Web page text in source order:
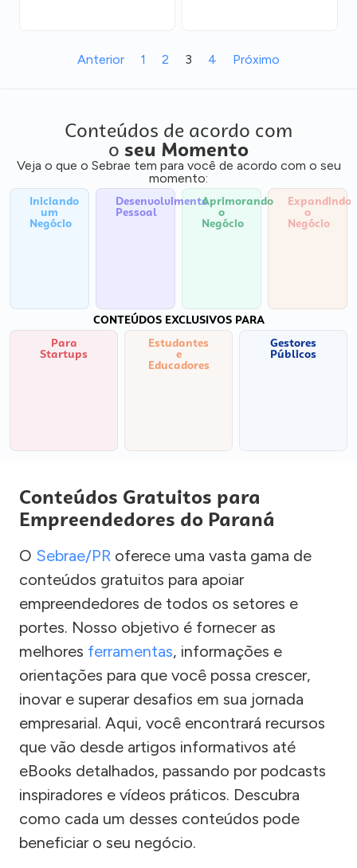
Anterior 1 2 3 4 Próximo
Conteúdos de acordo com
o seu Momento
Veja o que o Sebrae tem para você de acordo com o seu
momento:
Iniciando
um
Negócio
Desenvolvimento
Pessoal
Aprimorando
o
Negócio
Expandindo
o
Negócio
CONTEÚDOS EXCLUSIVOS PARA
Para
Startups
Estudantes
e
Educadores
Gestores
Públicos
Conteúdos Gratuitos para
Empreendedores do Paraná
O Sebrae/PR oferece uma vasta gama de
conteúdos gratuitos para apoiar
empreendedores de todos os setores e
portes. Nosso objetivo é fornecer as
melhores ferramentas, informações e
orientações para que você possa crescer,
inovar e superar desafios em sua jornada
empresarial. Aqui, você encontrará recursos
que vão desde artigos informativos até
eBooks detalhados, passando por podcasts
inspiradores e vídeos práticos. Descubra
como cada um desses conteúdos pode
beneficiar o seu negócio.